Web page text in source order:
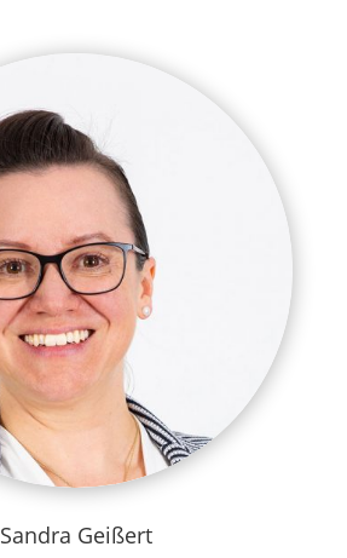
Sandra Geißert